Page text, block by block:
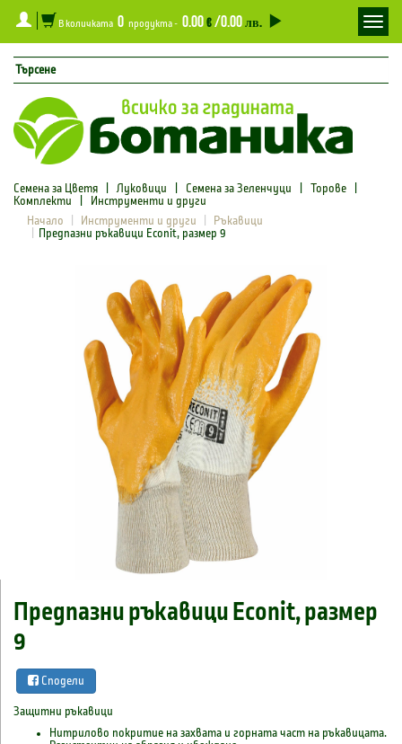
В количката 0 продукта - 0.00€/0.00лв.
Семена за Цветя |Луковици Семена за Зеленчуци Торове
Комплекти
Инструменти и други
Начало
Инструменти и други
Ръкавици
Предпазни ръкавици Econit, размер 9
Предпазни ръкавици Econit, размер
9
Сподели
Защитни ръкавици
Нитрилово покритие на захвата и горната част на ръкавицата.